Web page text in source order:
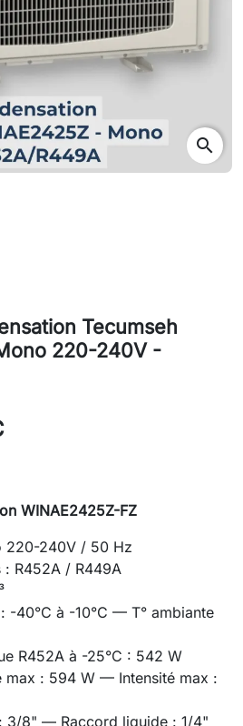
search
Tecumseh
220-240V -
WINAE2425Z-FZ
220-240V / 50 Hz
R452A / R449A
-40°C à -10°C — T° ambiante
R452A à -25°C : 542 W
max : 594 W — Intensité max :
3/8" — Raccord liquide : 1/4"